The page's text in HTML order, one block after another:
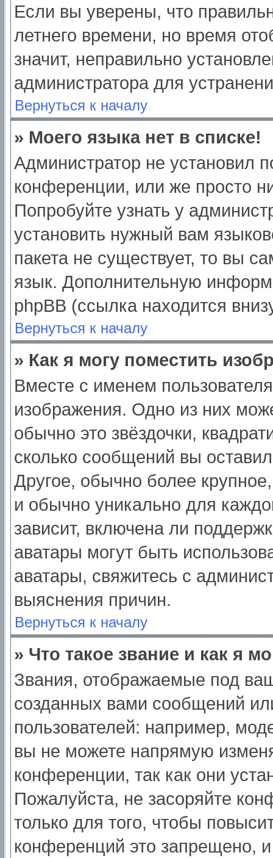
Если вы уверены, что
летнего времени, но время
значит, неправильно
администратора для
Вернуться к началу
» Моего языка нет в списке!
Администратор не установил
конференции, или же просто
Попробуйте узнать у
установить нужный вам
пакета не существует, то вы
язык. Дополнительную
phpBB (ссылка находится
Вернуться к началу
» Как я могу поместить
Вместе с именем
изображения. Одно из них
обычно это звёздочки,
сколько сообщений вы
Другое, обычно более
и обычно уникально для
зависит, включена ли
аватары могут быть
аватары, свяжитесь с
выяснения причин.
Вернуться к началу
» Что такое звание и как я
Звания, отображаемые под
созданных вами сообщений
пользователей: например,
вы не можете напрямую
конференции, так как они
Пожалуйста, не засоряйте
только для того, чтобы
конференций это запрещено,